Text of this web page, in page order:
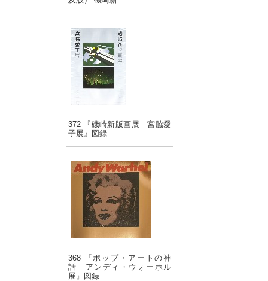
372 『磯崎新版画展 宮脇愛
子展』図録
368 『ポップ・アートの神
話 アンディ・ウォーホル
展』図録